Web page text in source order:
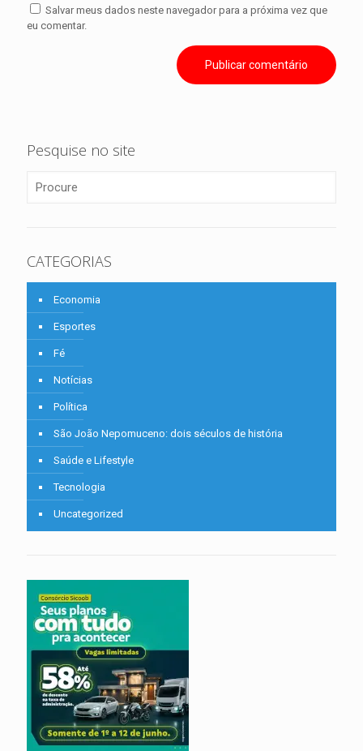
Salvar meus dados neste navegador para a próxima vez que
eu comentar.
Pesquise no site
CATEGORIAS
Economia
Esportes
Fé
Notícias
Política
São João Nepomuceno: dois séculos de história
Saúde e Lifestyle
Tecnologia
Uncategorized